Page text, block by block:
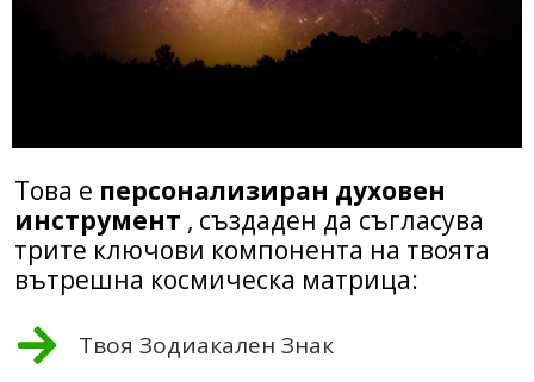
Това е персонализиран духовен
инструмент , създаден да съгласува
трите ключови компонента на твоята
вътрешна космическа матрица:
Твоя Зодиакален Знак